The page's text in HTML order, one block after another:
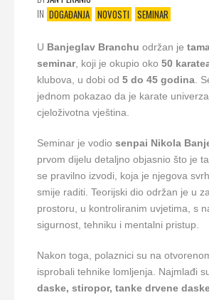
IN DOGAĐANJA NOVOSTI SEMINAR
U Banjeglav Branchu održan je
seminar, koji je okupio oko 50
klubova, u dobi od 5 do 45 godina .
jednom pokazao da je karate
cjeloživotna vještina.
Seminar je vodio senpai Nikola
prvom dijelu detaljno objasnio što je
se pravilno izvodi, koja je njegova
smije raditi. Teorijski dio održan je u
prostoru, u kontroliranim uvjetima, s
sigurnost, tehniku i mentalni pristup.
Nakon toga, polaznici su na
isprobali tehnike lomljenja. Najmlađi
daske, stiropor, tanke drvene